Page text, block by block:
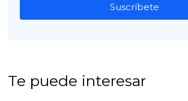
Suscríbete
Te puede interesar